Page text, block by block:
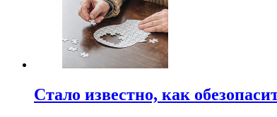
Стало известно, как